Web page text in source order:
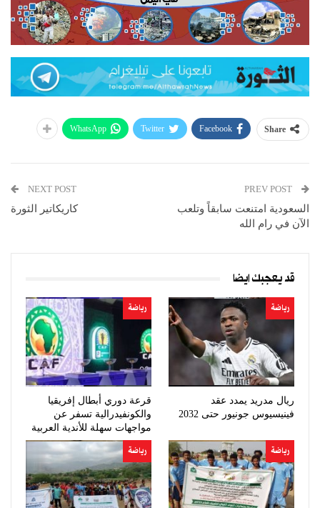
Share
Facebook
Twitter
WhatsApp
السعودية امتنعت سابقاً وتلعب
الآن في رام الله
NEXT POST
كاريكاتير الثورة
قد يعجبك ايضا
رياضة
ريال مدريد يمدد عقد
فينيسيوس جونيور حتى 2032
رياضة
قرعة دوري أبطال إفريقيا
والكونفيدرالية تسفر عن
مواجهات سهلة للأندية العربية
رياضة رياضة